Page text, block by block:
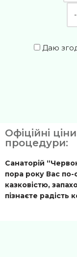
Даю
Офіційні
процедури:
Санаторій
пора року Вас
казковістю,
пізнаєте радість